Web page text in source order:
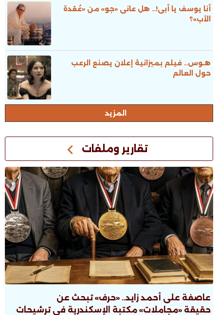
أنا يوسف يا أبى!.. هل عانى «جو» من «عُقدة
الأب»؟
هـوس.. فيلم بميزانية إعلان يصنع الرعب
حول العالم
المزيد
تقارير وملفات
عاصفة على أحمد زايد.. «حرف» تبحث عن
حقيقة «مجاملات» مكتبة الإسكندرية فى ترشيحات